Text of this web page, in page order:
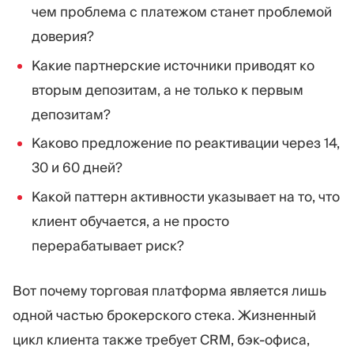
чем проблема с платежом станет проблемой
доверия?
Какие партнерские источники приводят ко
вторым депозитам, а не только к первым
депозитам?
Каково предложение по реактивации через 14,
30 и 60 дней?
Какой паттерн активности указывает на то, что
клиент обучается, а не просто
перерабатывает риск?
Вот почему торговая платформа является лишь
одной частью брокерского стека. Жизненный
цикл клиента также требует CRM, бэк-офиса,